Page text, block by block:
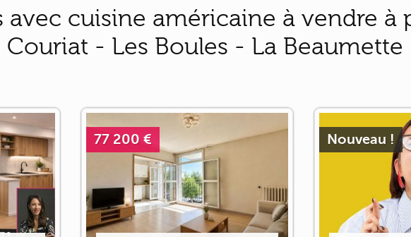
avec cuisine américaine à vendre à
- Les Boules - La Beaumette
77 200 € Nouveau !